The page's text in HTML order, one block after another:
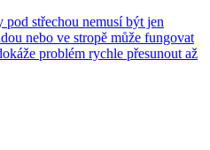
střechou nemusí být jen
nebo ve stropě může fungovat
problém rychle přesunout až